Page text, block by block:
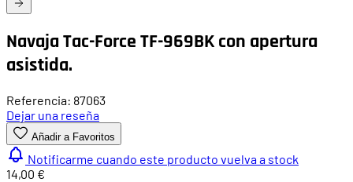
Navaja Tac-Force TF-969BK con apertura
asistida.
Referencia: 87063
Dejar una reseña
Añadir a Favoritos
Notificarme cuando este producto vuelva a stock
14,00 €